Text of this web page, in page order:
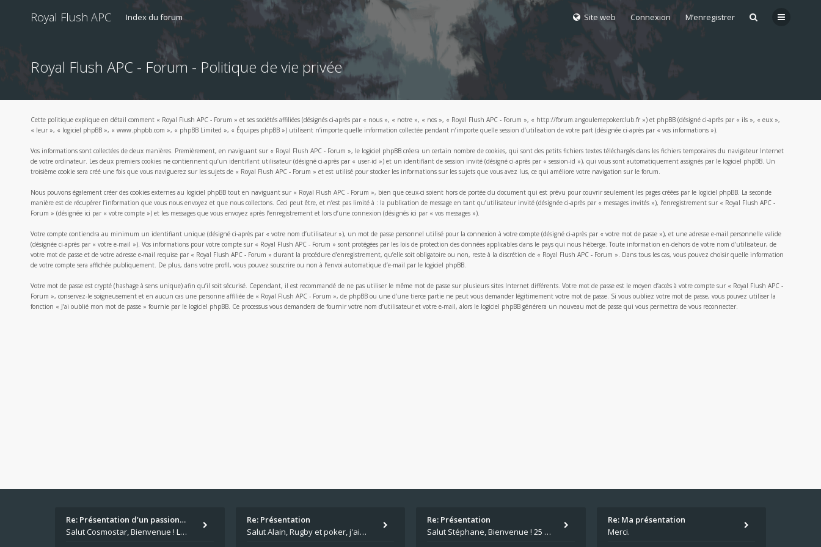
Royal Flush APC Site web Connexion M’enregistrer
Index du forum
Royal Flush APC - Forum - Politique de vie privée
Cette politique explique en détail comment « Royal Flush APC - Forum » et ses sociétés affiliées (désignés ci-après par « nous », « notre », « nos », « Royal Flush APC - Forum », « http://forum.angoulemepokerclub.fr ») et phpBB (désigné ci-après par « ils », « eux »,
« leur », « logiciel phpBB », « www.phpbb.com », « phpBB Limited », « Équipes phpBB ») utilisent n’importe quelle information collectée pendant n’importe quelle session d’utilisation de votre part (désignée ci-après par « vos informations »).
Vos informations sont collectées de deux manières. Premièrement, en naviguant sur « Royal Flush APC - Forum », le logiciel phpBB créera un certain nombre de cookies, qui sont des petits fichiers textes téléchargés dans les fichiers temporaires du navigateur Internet
de votre ordinateur. Les deux premiers cookies ne contiennent qu’un identifiant utilisateur (désigné ci-après par « user-id ») et un identifiant de session invité (désigné ci-après par « session-id »), qui vous sont automatiquement assignés par le logiciel phpBB. Un
troisième cookie sera créé une fois que vous naviguerez sur les sujets de « Royal Flush APC - Forum » et est utilisé pour stocker les informations sur les sujets que vous avez lus, ce qui améliore votre navigation sur le forum.
Nous pouvons également créer des cookies externes au logiciel phpBB tout en naviguant sur « Royal Flush APC - Forum », bien que ceux-ci soient hors de portée du document qui est prévu pour couvrir seulement les pages créées par le logiciel phpBB. La seconde
manière est de récupérer l’information que vous nous envoyez et que nous collectons. Ceci peut être, et n’est pas limité à : la publication de message en tant qu’utilisateur invité (désignée ci-après par « messages invités »), l’enregistrement sur « Royal Flush APC -
Forum » (désignée ici par « votre compte ») et les messages que vous envoyez après l’enregistrement et lors d’une connexion (désignés ici par « vos messages »).
Votre compte contiendra au minimum un identifiant unique (désigné ci-après par « votre nom d’utilisateur »), un mot de passe personnel utilisé pour la connexion à votre compte (désigné ci-après par « votre mot de passe »), et une adresse e-mail personnelle valide
(désignée ci-après par « votre e-mail »). Vos informations pour votre compte sur « Royal Flush APC - Forum » sont protégées par les lois de protection des données applicables dans le pays qui nous héberge. Toute information en-dehors de votre nom d’utilisateur, de
votre mot de passe et de votre adresse e-mail requise par « Royal Flush APC - Forum » durant la procédure d’enregistrement, qu’elle soit obligatoire ou non, reste à la discrétion de « Royal Flush APC - Forum ». Dans tous les cas, vous pouvez choisir quelle information
de votre compte sera affichée publiquement. De plus, dans votre profil, vous pouvez souscrire ou non à l’envoi automatique d’e-mail par le logiciel phpBB.
Votre mot de passe est crypté (hashage à sens unique) afin qu’il soit sécurisé. Cependant, il est recommandé de ne pas utiliser le même mot de passe sur plusieurs sites Internet différents. Votre mot de passe est le moyen d’accès à votre compte sur « Royal Flush APC -
Forum », conservez-le soigneusement et en aucun cas une personne affiliée de « Royal Flush APC - Forum », de phpBB ou une d’une tierce partie ne peut vous demander légitimement votre mot de passe. Si vous oubliez votre mot de passe, vous pouvez utiliser la
fonction « J’ai oublié mon mot de passe » fournie par le logiciel phpBB. Ce processus vous demandera de fournir votre nom d’utilisateur et votre e-mail, alors le logiciel phpBB générera un nouveau mot de passe qui vous permettra de vous reconnecter.
Re: Présentation d'un passion…
Salut Cosmostar, Bienvenue ! Les paris sportifs en plus du poker, c'est ce que je fais aussi. Surtout la NBA, je mise su
Re: Présentation
Salut Alain, Rugby et poker, j'aime bien le mélange. Tu suis le rugby du coin ? Moi j'essaie d'aller voir des matchs de
Re: Présentation
Salut Stéphane, Bienvenue ! 25 ans de poker c'est du vécu quand même. Moi je suis relativementnouveau (2018) mais j'ai a
Re: Ma présentation
Merci.